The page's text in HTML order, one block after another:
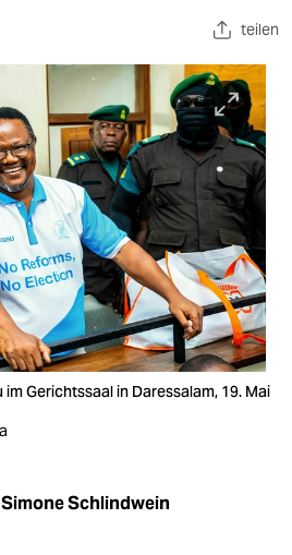
teilen
Gerichtssaal in Daressalam, 19. Mai
Simone Schlindwein